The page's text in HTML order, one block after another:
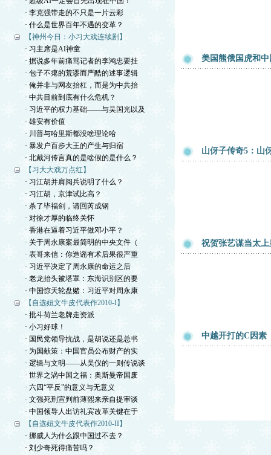
· 李克强带走的不只是一片云彩
· 什么是世界百年不遇的变革？
【神州今日：小习大戏连续剧】
· 习主席是AI神童
· 据说多年前痛骂记者的李鸿忠要挂
· 包子不瘪的荒谬而严酷的述事逻辑
· 俺并非与网友抬杠，而是为中共抬
· 中共目前到底有什么危机？
· 习近平的权力基础——与吴国光以及
· 雄安有价值
· 川普与哈里斯都没啥理论哈
· 暴发户百步大王的产生与归宿
· 北戴河传言真的是啥假的是什么？
【习大大戏万点红】
· 习江胡并肩阅兵说明了什么？
· 习江胡，京津试比高？
· 杀了毕福剑，请回芮成钢
· 对徐才厚的临终关怀
· 香港在逼着习近平做邓小平？
· 关于周永康案最简明的中央文件（
· 表哥来信：你造谣有术后果很严重
· 习近平决定了周永康的命运之后
· 老龙抬头被塔罩：东海识别区的要
· 中国惊天轮盘赌：习近平对周永康
【自选妞文牛皮代表作2010-I】
· 批斗荷兰老牌走资派
· 小习好球！
· 国民党领导抗战，是胡说还是总书
· 为国献策：中国官员公布财产的实
· 逻辑与文明——从吴仪的一则传说谈
· 世界之涡中国之福：奥斯曼帝国废
· 六四“平反”的意义与无意义
· 文强死刑宣判前薄熙来亲自提审谈
· 中国领导人出访礼宾改革关键在于
【自选妞文牛皮代表作2010-II】
· 挪威人为什么跟中国过不去？
· 刘少奇死得痛苦吗？
美国熊俄国虎和中
山伢子传奇5：山
祝贺张艺谋当太上
中越开打的C因素